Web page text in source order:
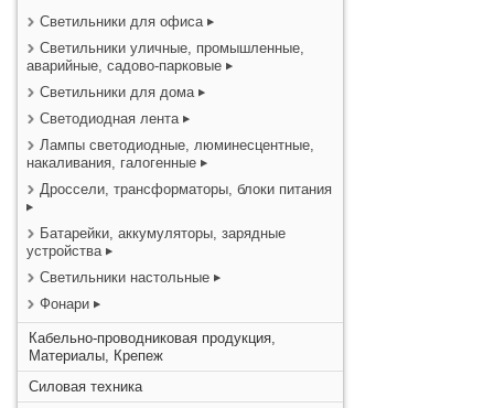
Светильники для офиса
Светильники уличные, промышленные,
аварийные, садово-парковые
Светильники для дома
Светодиодная лента
Лампы светодиодные, люминесцентные,
накаливания, галогенные
Дроссели, трансформаторы, блоки питания
Батарейки, аккумуляторы, зарядные
устройства
Светильники настольные
Фонари
Кабельно-проводниковая продукция,
Материалы, Крепеж
Силовая техника